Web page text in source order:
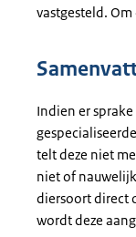
vastgesteld.
Indien er
telt deze niet
niet of
diersoort direct
wordt deze